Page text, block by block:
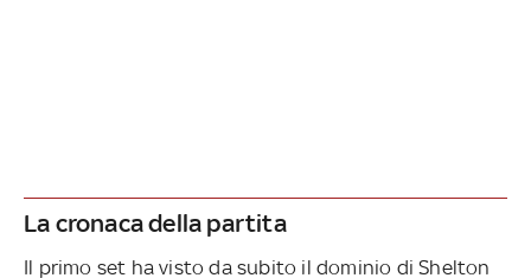
La cronaca della partita
Il primo set ha visto da subito il dominio di Shelton